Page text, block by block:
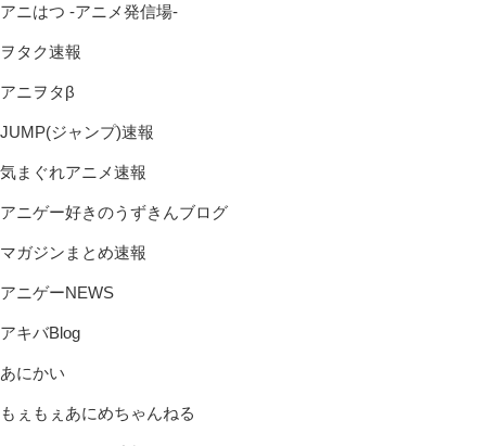
アニはつ -アニメ発信場-
ヲタク速報
アニヲタβ
JUMP(ジャンプ)速報
気まぐれアニメ速報
アニゲー好きのうずきんブログ
マガジンまとめ速報
アニゲーNEWS
アキバBlog
あにかい
もぇもぇあにめちゃんねる